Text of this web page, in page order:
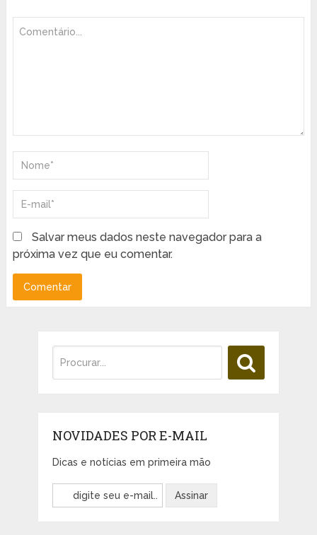
Salvar meus dados neste navegador para a
próxima vez que eu comentar.
NOVIDADES POR E-MAIL
Dicas e notícias em primeira mão